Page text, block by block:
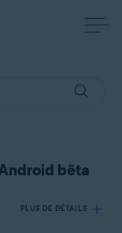
bêta
PLUS DE DÉTAILS